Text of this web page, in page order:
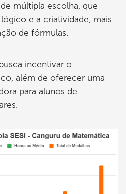
múltipla escolha, que
e a criatividade, mais
de fórmulas.
incentivar o
além de oferecer uma
para alunos de